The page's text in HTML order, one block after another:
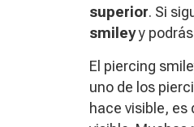
superior. Si
smileyy
El piercing
uno de los
hace visible, es